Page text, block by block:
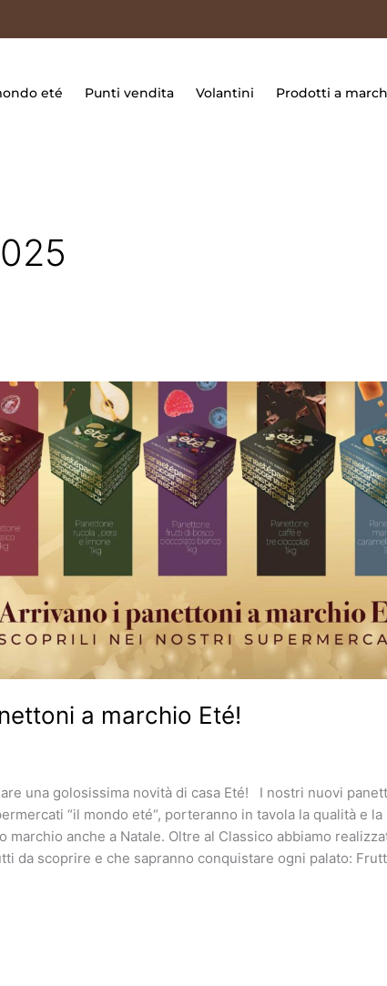
eté Punti vendita Volantini Prodotti a
a marchio Eté!
una golosissima novità di casa Eté! I nostri nuovi
“il mondo eté“, porteranno in tavola la qualità e la
marchio anche a Natale. Oltre al Classico abbiamo
da scoprire e che sapranno conquistare ogni palato: